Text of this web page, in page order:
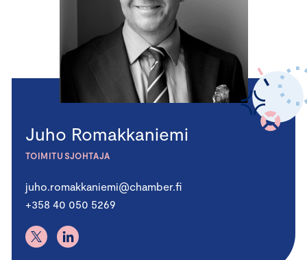
Juho Romakkaniemi
TOIMITUSJOHTAJA
juho.romakkaniemi@chamber.fi
+358 40 050 5269